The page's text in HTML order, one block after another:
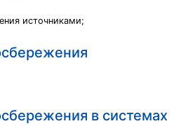
источниками;
в системах